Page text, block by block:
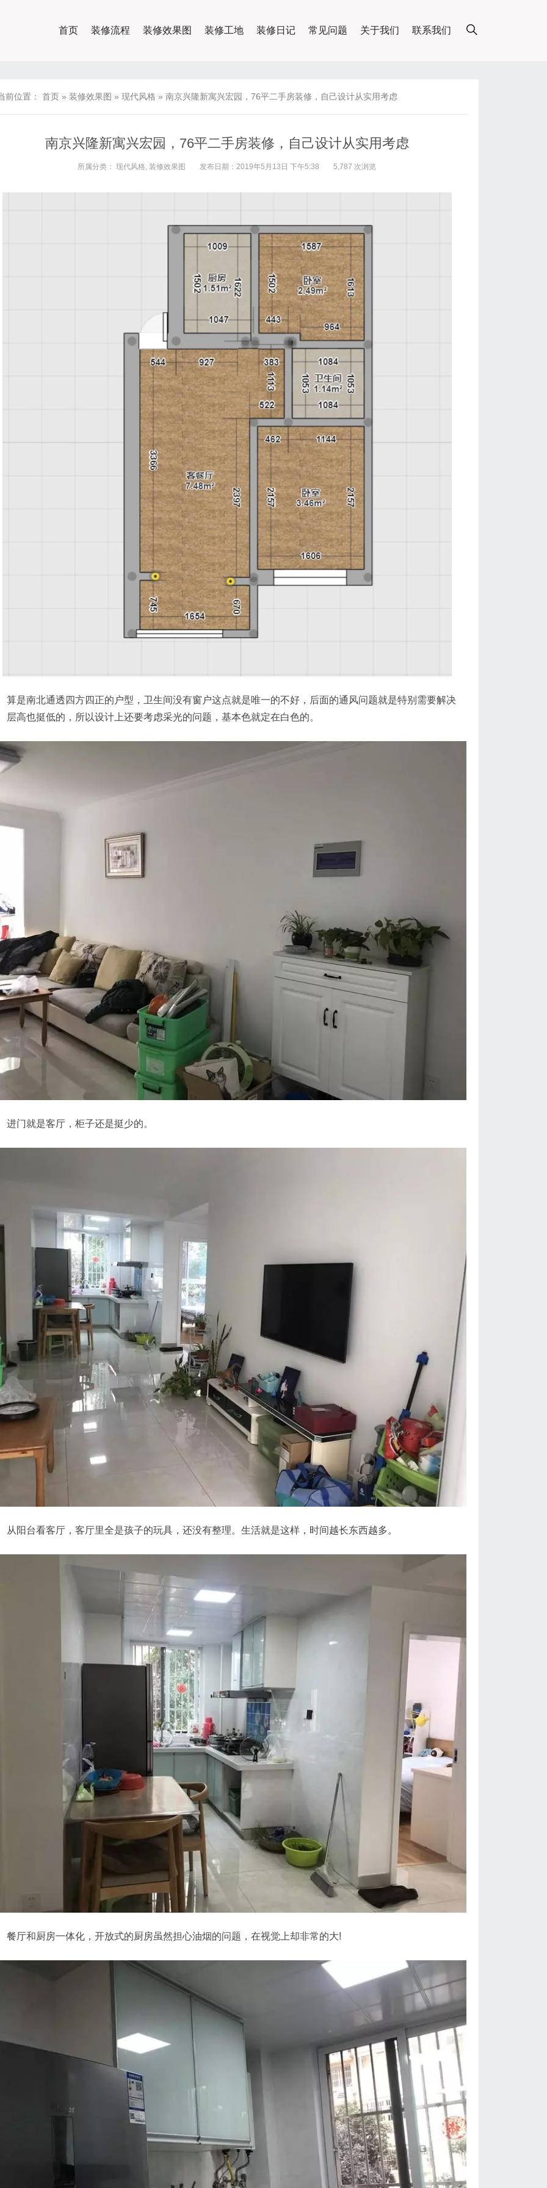
首页 装修流程 装修效果图 装修工地 装修日记 常见问题 关于我们 联系我们
前位置： 首页 » 装修效果图 » 现代风格 » 南京兴隆新寓兴宏园，76平二手房装修，自己设计从实用考虑
南京兴隆新寓兴宏园，76平二手房装修，自己设计从实用考虑
所属分类： 现代风格, 装修效果图 发布日期：2019年5月13日 下午5:38 5,787 次浏览
南北通透四方四正的户型，卫生间没有窗户这点就是唯一的不好，后面的通风问题就是特别需要解决
层高也挺低的，所以设计上还要考虑采光的问题，基本色就定在白色的。
就是客厅，柜子还是挺少的。
台看客厅，客厅里全是孩子的玩具，还没有整理。生活就是这样，时间越长东西越多。
和厨房一体化，开放式的厨房虽然担心油烟的问题，在视觉上却非常的大!